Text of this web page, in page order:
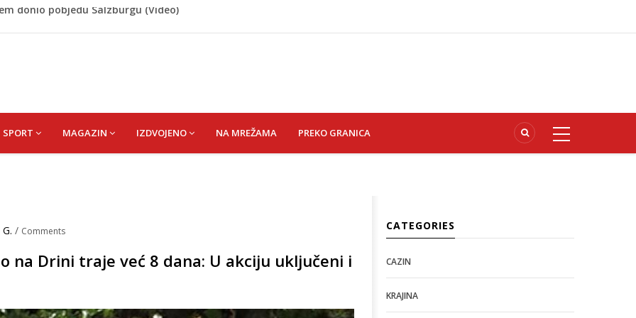
obilježena 31. godišnjica deblokade Unsko-sanskog
Vatrogasci nadljudskim naporima spriječili veću
donio pobjedu Salzburgu (Video)
SPORT MAGAZIN IZDVOJENO NA MREŽAMA PREKO GRANICA
/ Comments
na Drini traje već 8 dana: U akciju uključeni i
CATEGORIES
CAZIN
KRAJINA